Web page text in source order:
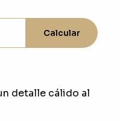
Calcular
detalle cálido al